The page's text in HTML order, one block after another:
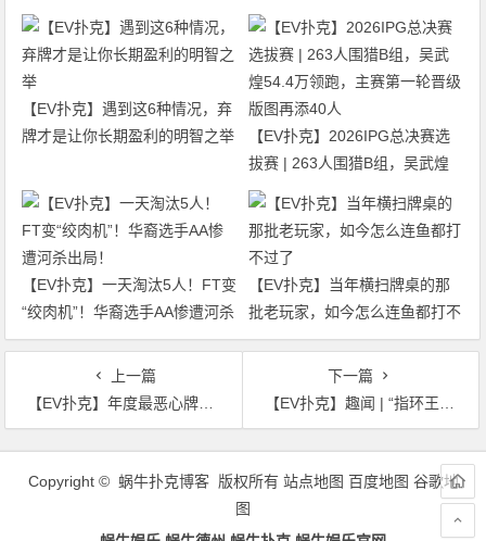
【EV扑克】遇到这6种情况，弃
牌才是让你长期盈利的明智之举
【EV扑克】2026IPG总决赛选
拔赛 | 263人围猎B组，吴武煌
54.4万领跑，主赛第一轮晋级版
【EV扑克】一天淘汰5人！FT变
“绞肉机”！华裔选手AA惨遭河杀
出局！
【EV扑克】当年横扫牌桌的那
批老玩家，如今怎么连鱼都打不
过了
上一篇
【EV扑克】年度最恶心牌局？Andy冤家牌强碰Mariano打出60万刀巨额底池
下一篇
【EV扑克】趣闻 | “指环王”Maurice Hawkins赢得15枚WSOP巡回赛金戒指
文
Copyright © 蜗牛扑克博客 版权所有 站点地图 百度地图 谷歌地
图